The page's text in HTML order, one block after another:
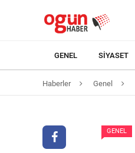
GENEL SIYASET
Haberler Genel
GENEL